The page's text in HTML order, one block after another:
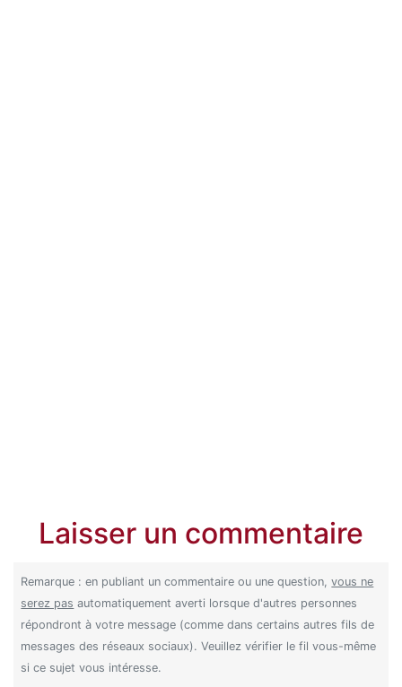
Laisser un commentaire
Remarque : en publiant un commentaire ou une question,vous ne
serez pas automatiquement averti lorsque d'autres personnes
répondront à votre message (comme dans certains autres fils de
messages des réseaux sociaux). Veuillez vérifier le fil vous-même
si ce sujet vous intéresse.